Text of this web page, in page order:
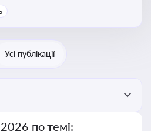
продукції, про
Усі публікації
по темі: